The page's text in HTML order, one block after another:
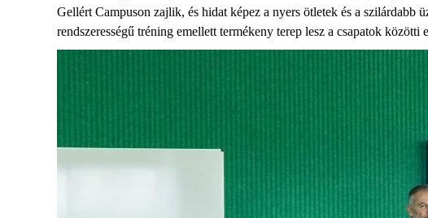
Gellért Campuson zajlik, és hidat képez a nyers ötletek és a szilárdabb
rendszerességű tréning emellett termékeny terep lesz a csapatok